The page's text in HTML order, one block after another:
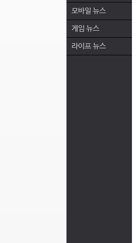
모바일 뉴스
게임 뉴스
라이프 뉴스